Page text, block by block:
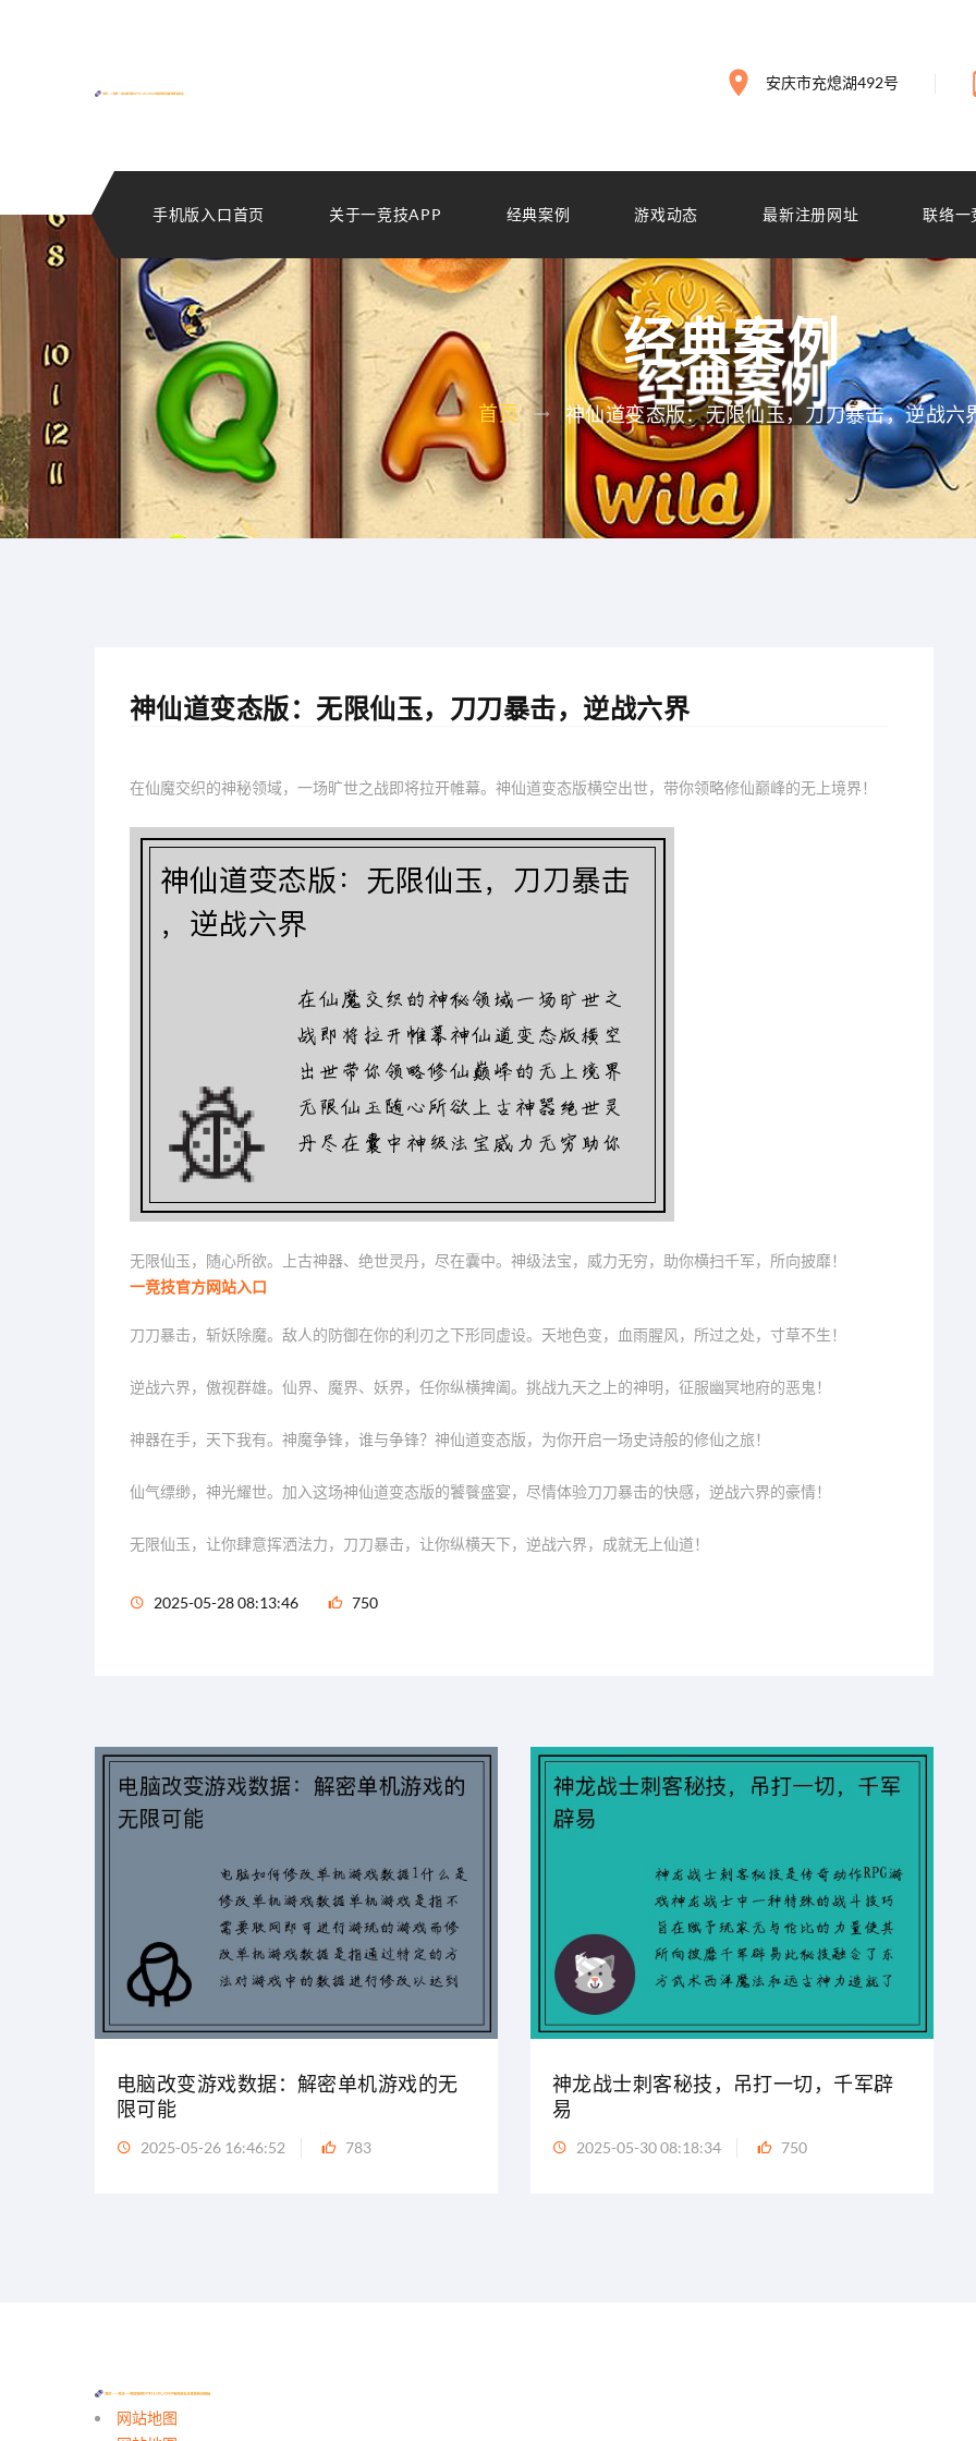
安庆市充熄湖492号
手机版入口首页 关于一竞技APP 经典案例 游戏动态 最新注册网址 联络一
经典案例
首页 神仙道变态版：无限仙玉，刀刀暴击，逆战六
神仙道变态版：无限仙玉，刀刀暴击，逆战六界
在仙魔交织的神秘领域，一场旷世之战即将拉开帷幕。神仙道变态版横空出世，带你领略修仙巅峰的无上境界！
无限仙玉，随心所欲。上古神器、绝世灵丹，尽在囊中。神级法宝，威力无穷，助你横扫千军，所向披靡！
一竞技官方网站入口
刀刀暴击，斩妖除魔。敌人的防御在你的利刃之下形同虚设。天地色变，血雨腥风，所过之处，寸草不生！
逆战六界，傲视群雄。仙界、魔界、妖界，任你纵横捭阖。挑战九天之上的神明，征服幽冥地府的恶鬼！
神器在手，天下我有。神魔争锋，谁与争锋？神仙道变态版，为你开启一场史诗般的修仙之旅！
仙气缥缈，神光耀世。加入这场神仙道变态版的饕餮盛宴，尽情体验刀刀暴击的快感，逆战六界的豪情！
无限仙玉，让你肆意挥洒法力，刀刀暴击，让你纵横天下，逆战六界，成就无上仙道！
2025-05-28 08:13:46 750
电脑改变游戏数据：解密单机游戏的无
限可能
2025-05-26 16:46:52 783
神龙战士刺客秘技，吊打一切，千军辟
易
2025-05-30 08:18:34 750
网站地图